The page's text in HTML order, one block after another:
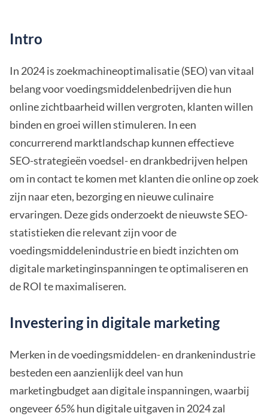
Intro
In 2024 is zoekmachineoptimalisatie (SEO) van vitaal
belang voor voedingsmiddelenbedrijven die hun
online zichtbaarheid willen vergroten, klanten willen
binden en groei willen stimuleren. In een
concurrerend marktlandschap kunnen effectieve
SEO-strategieën voedsel- en drankbedrijven helpen
om in contact te komen met klanten die online op zoek
zijn naar eten, bezorging en nieuwe culinaire
ervaringen. Deze gids onderzoekt de nieuwste SEO-
statistieken die relevant zijn voor de
voedingsmiddelenindustrie en biedt inzichten om
digitale marketinginspanningen te optimaliseren en
de ROI te maximaliseren.
Investering in digitale marketing
Merken in de voedingsmiddelen- en drankenindustrie
besteden een aanzienlijk deel van hun
marketingbudget aan digitale inspanningen, waarbij
ongeveer 65% hun digitale uitgaven in 2024 zal